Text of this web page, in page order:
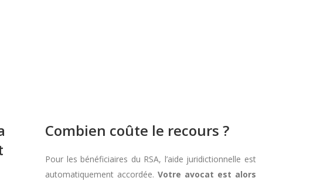
Combien coûte le recours ?
Pour les bénéficiaires du RSA, l’aide juridictionnelle est
automatiquement accordée. Votre avocat est alors